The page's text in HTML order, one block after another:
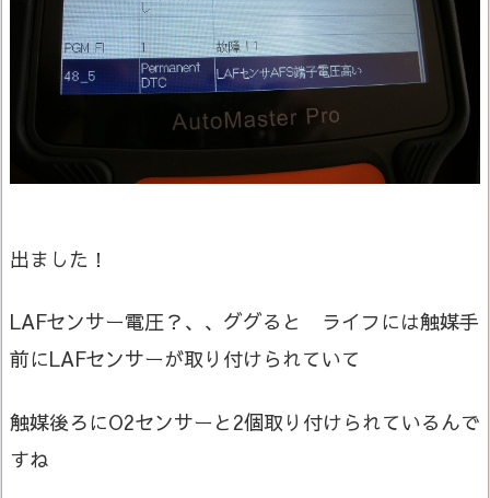
出ました！
LAFセンサー電圧？、、ググると ライフには触媒手
前にLAFセンサーが取り付けられていて
触媒後ろにO2センサーと2個取り付けられているんで
すね